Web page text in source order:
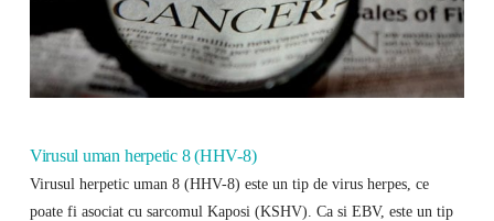
Virusul uman herpetic 8 (HHV-8)
Virusul herpetic uman 8 (HHV-8) este un tip de virus herpes, ce
poate fi asociat cu sarcomul Kaposi (KSHV). Ca si EBV, este un tip